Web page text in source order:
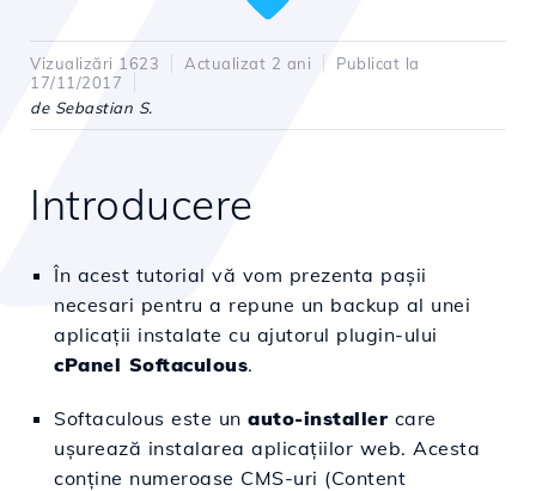
Vizualizări 1623 Actualizat 2 ani
Publicat la
17/11/2017
de Sebastian S.
Introducere
În acest tutorial vă vom prezenta pașii
necesari pentru a repune un backup al unei
aplicații instalate cu ajutorul plugin-ului
cPanel Softaculous.
Softaculous este un auto-installer care
ușurează instalarea aplicațiilor web. Acesta
conține numeroase CMS-uri (Content